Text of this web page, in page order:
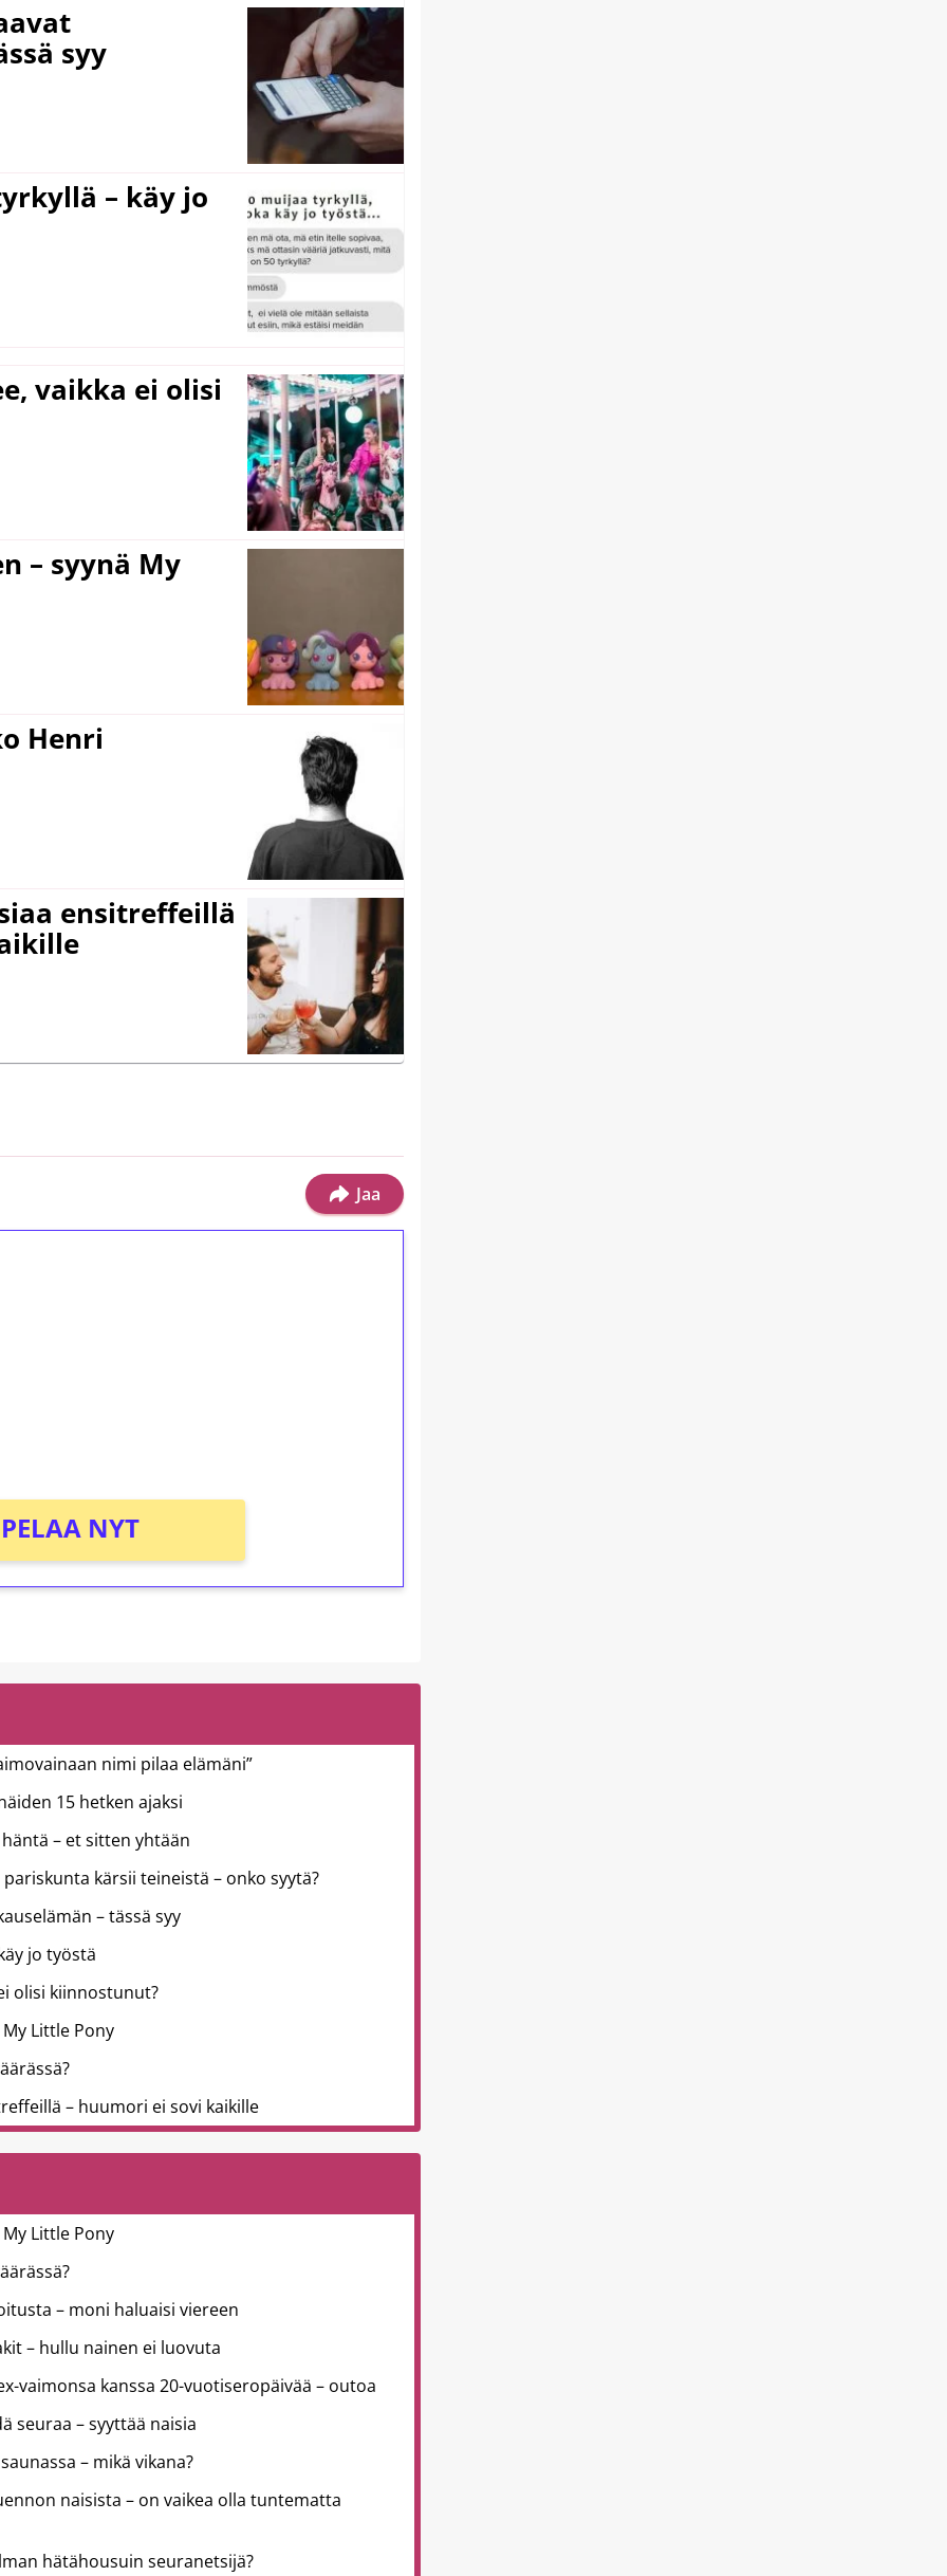
syy
– käy jo
vaikka ei olisi
– syynä My
Henri
ensitreffeillä
Jaa
PELAA NYT
nimi pilaa elämäni”
15 hetken ajaksi
– et sitten yhtään
kärsii teineistä – onko syytä?
– tässä syy
jo työstä
olisi kiinnostunut?
Little Pony
– huumori ei sovi kaikille
Little Pony
– moni haluaisi viereen
– hullu nainen ei luovuta
vaimonsa kanssa 20-vuotiseropäivää – outoa
seuraa – syyttää naisia
– mikä vikana?
naisista – on vaikea olla tuntematta
hätähousuin seuranetsijä?